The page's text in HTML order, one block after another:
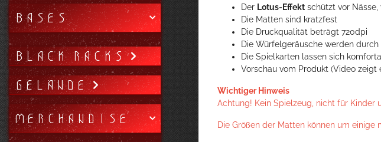
Der Lotus-Effekt schützt vor
Die Matten sind kratzfest
Die Druckqualität beträgt 720dpi
Die Würfelgeräusche werden
Die Spielkarten lassen sich
Vorschau vom Produkt (Video zeigt
Wichtiger Hinweis
Achtung! Kein Spielzeug, nicht für Kinder
Die Größen der Matten können um einige
BASES
BLACK RACKS
GELÄNDE
MERCHANDISE